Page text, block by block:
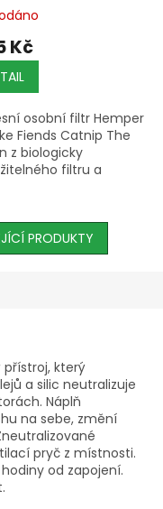
Kč
osobní filtr Hemper
Fiends Catnip The
z biologicky
filtru a
kouř a eliminuje
PRODUKTY
přístroj, který
a silic neutralizuje
Náplň
na sebe, změní
pryč z místnosti.
od zapojení.